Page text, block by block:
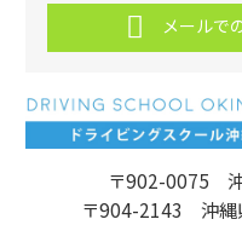
〒902-0075
〒904-2143 沖
メールで